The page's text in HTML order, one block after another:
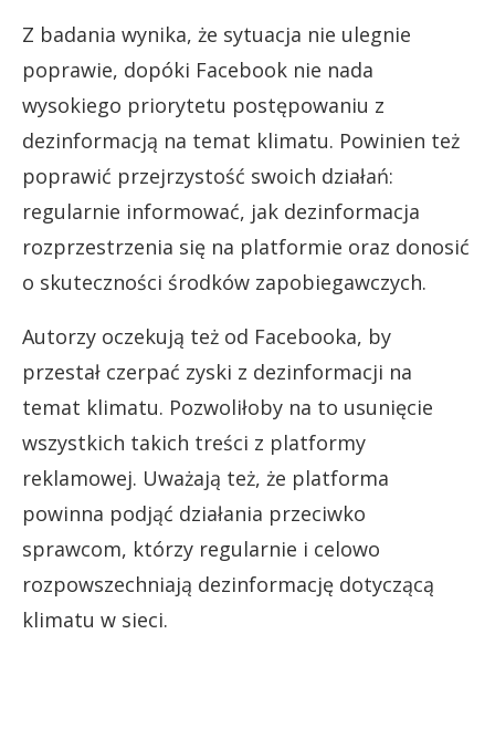
Z badania wynika, że sytuacja nie ulegnie
poprawie, dopóki Facebook nie nada
wysokiego priorytetu postępowaniu z
dezinformacją na temat klimatu. Powinien też
poprawić przejrzystość swoich działań:
regularnie informować, jak dezinformacja
rozprzestrzenia się na platformie oraz donosić
o skuteczności środków zapobiegawczych.
Autorzy oczekują też od Facebooka, by
przestał czerpać zyski z dezinformacji na
temat klimatu. Pozwoliłoby na to usunięcie
wszystkich takich treści z platformy
reklamowej. Uważają też, że platforma
powinna podjąć działania przeciwko
sprawcom, którzy regularnie i celowo
rozpowszechniają dezinformację dotyczącą
klimatu w sieci.